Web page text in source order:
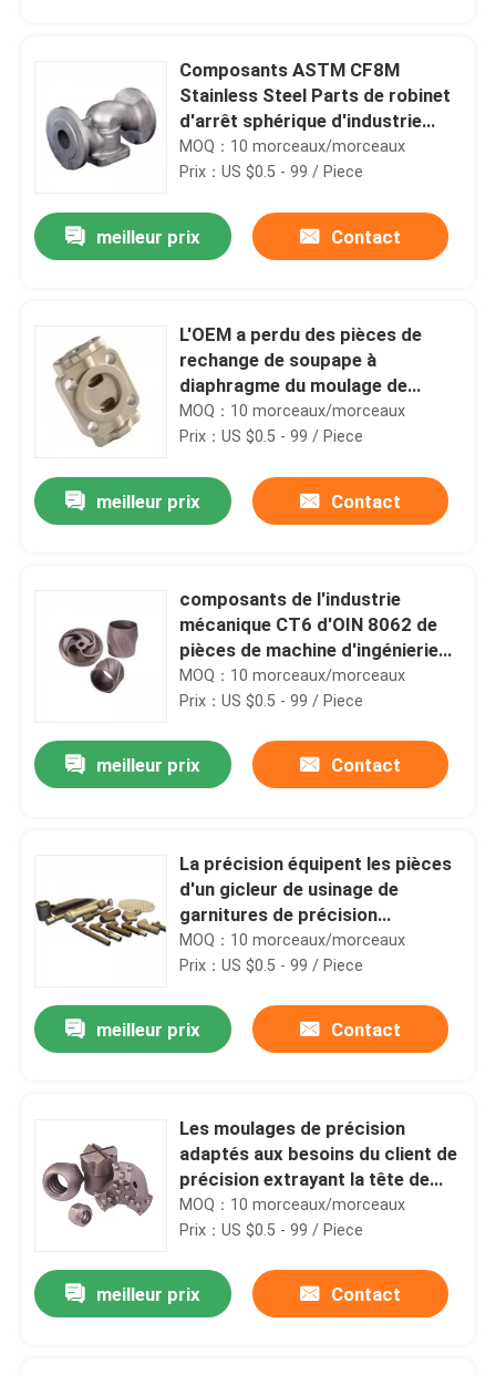
Composants ASTM CF8M
Stainless Steel Parts de robinet
d'arrêt sphérique d'industrie
médicale
MOQ：10 morceaux/morceaux
Prix：US $0.5 - 99 / Piece
meilleur prix Contact
L'OEM a perdu des pièces de
rechange de soupape à
diaphragme du moulage de
précision de cire AISI304
MOQ：10 morceaux/morceaux
Prix：US $0.5 - 99 / Piece
meilleur prix Contact
composants de l'industrie
mécanique CT6 d'OIN 8062 de
pièces de machine d'ingénierie
de la commande numérique par
ordinateur 2Cr13
MOQ：10 morceaux/morceaux
Prix：US $0.5 - 99 / Piece
meilleur prix Contact
La précision équipent les pièces
d'un gicleur de usinage de
garnitures de précision
résistante chimique de
commande numérique par
MOQ：10 morceaux/morceaux
Prix：US $0.5 - 99 / Piece
meilleur prix Contact
Les moulages de précision
adaptés aux besoins du client de
précision extrayant la tête de
perceuse ont mordu 42CrMo
MOQ：10 morceaux/morceaux
Prix：US $0.5 - 99 / Piece
meilleur prix Contact